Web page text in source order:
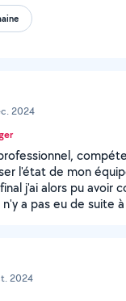
2024
l'état de mon
j'ai alors pu avoir
a pas eu de suite
2024